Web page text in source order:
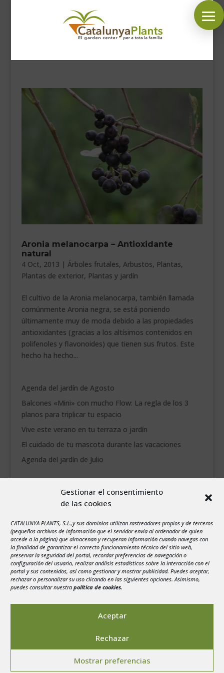
Gestionar el consentimiento
de las cookies
CATALUNYA PLANTS, S.L.,y sus dominios utilizan rastreadores propios y de terceros
(pequeños archivos de información que el servidor envía al ordenador de quien
accede a la página) que almacenan y recuperan información cuando navegas con
la finalidad de garantizar el correcto funcionamiento técnico del sitio web,
preservar la seguridad del portal, recordar preferencias de navegación o
configuración del usuario, realizar análisis estadísticos sobre la interacción con el
portal y sus contenidos, así como gestionar y mostrar publicidad. Puedes aceptar,
rechazar o personalizar su uso clicando en las siguientes opciones. Asimismo,
puedes consultar nuestra política de cookies.
Aceptar
Rechazar
Mostrar preferencias
SÍGUENOS EN:
INICIO
COMPLEMENTOS JARDÍN
VEURE EN CATALÀ
Aronia melanocarpa – Antioxidante
natural
4 Oct, 2013 | Árboles frutales, Arbustos, Plantas,
Plantas de exterior, Plantas y jardín
El cultivo de la Aronia melanocarpa, también llamada
comúnmente Aronia negra, se está poniendo
últimamente muy de moda debido a las propiedades
antioxidantes (gracias a los altísimos contenidos en
polifenoles y flavonoides) que tienen sus frutos. Este
hecho ha hecho...
Agenda del jardín de Agosto
Balcones «Mini» con mucho Flow: La regla de los 3
planos para triplicar tu espacio
Vive este verano en tu terraza o jardín
El cuidado de tu mascota durante las vacaciones
Agenda del jardín de Julio
X J V S
3
4 5 6 7 8
9
10
11 12 13 14 15
16
17
18 19 20 21 22
23
24
25 26 27 28 29
30
31
Política de privacidad